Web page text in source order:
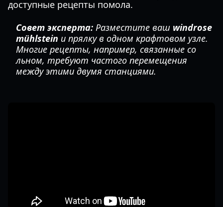
доступные рецепты помола.
Совет эксперта: Разместите ваш windrose
mühlstein и прялку в одном крафтовом узле.
Многие рецепты, например, связанные со
льном, требуют частого перемещения
между этими двумя станциями.